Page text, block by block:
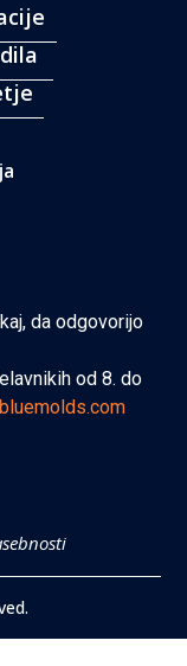
da odgovorijo
od 8. do